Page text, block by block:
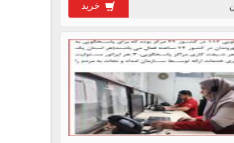
خرید